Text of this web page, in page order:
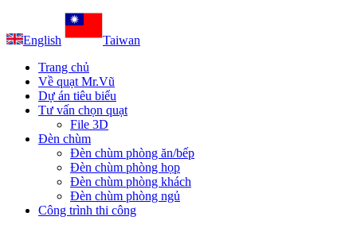
English
Taiwan
Trang chủ
Về quạt Mr.Vũ
Dự án tiêu biểu
Tư vấn chọn quạt
File 3D
Đèn chùm
Đèn chùm phòng ăn/bếp
Đèn chùm phòng họp
Đèn chùm phòng khách
Đèn chùm phòng ngủ
Công trình thi công